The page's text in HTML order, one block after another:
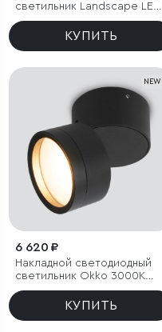
светильник Landscape LED
3000K черный IP54
КУПИТЬ
NEW
6 620 ₽
Накладной светодиодный
светильник Okko 3000K
черный IP54
КУПИТЬ